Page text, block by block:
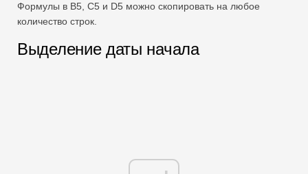
Формулы в B5, C5 и D5 можно скопировать на любое
количество строк.
Выделение даты начала